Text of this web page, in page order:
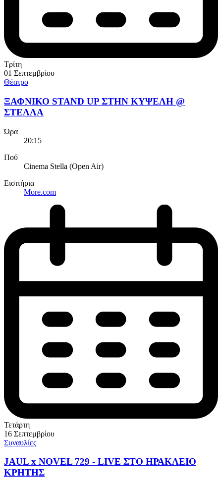
Τρίτη
01 Σεπτεμβρίου
Θέατρο
ΞΑΦΝΙΚΟ STAND UP ΣΤΗΝ ΚΥΨΕΛΗ @
ΣΤΕΛΛΑ
Ώρα
20:15
Πού
Cinema Stella (Open Air)
Εισιτήρια
More.com
Τετάρτη
16 Σεπτεμβρίου
Συναυλίες
JAUL x NOVEL 729 - LIVE ΣΤΟ ΗΡΑΚΛΕΙΟ
ΚΡΗΤΗΣ